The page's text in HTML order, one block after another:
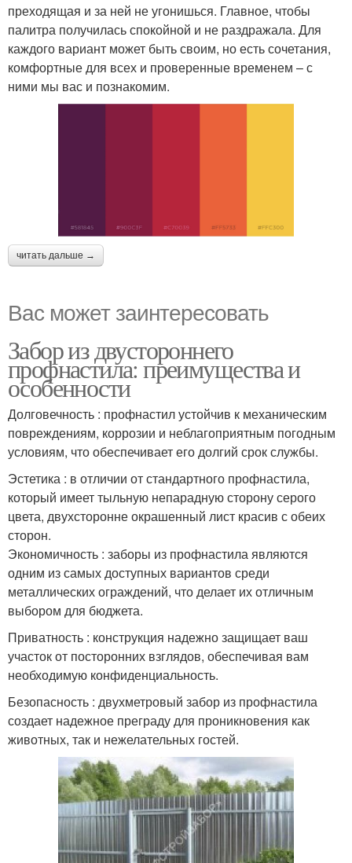
преходящая и за ней не угонишься. Главное, чтобы
палитра получилась спокойной и не раздражала. Для
каждого вариант может быть своим, но есть сочетания,
комфортные для всех и проверенные временем – с
ними мы вас и познакомим.
читать дальше →
Вас может заинтересовать
Забор из двустороннего
профнастила: преимущества и
особенности
Долговечность : профнастил устойчив к механическим
повреждениям, коррозии и неблагоприятным погодным
условиям, что обеспечивает его долгий срок службы.
Эстетика : в отличии от стандартного профнастила,
который имеет тыльную непарадную сторону серого
цвета, двухсторонне окрашенный лист красив с обеих
сторон.
Экономичность : заборы из профнастила являются
одним из самых доступных вариантов среди
металлических ограждений, что делает их отличным
выбором для бюджета.
Приватность : конструкция надежно защищает ваш
участок от посторонних взглядов, обеспечивая вам
необходимую конфиденциальность.
Безопасность : двухметровый забор из профнастила
создает надежное преграду для проникновения как
животных, так и нежелательных гостей.